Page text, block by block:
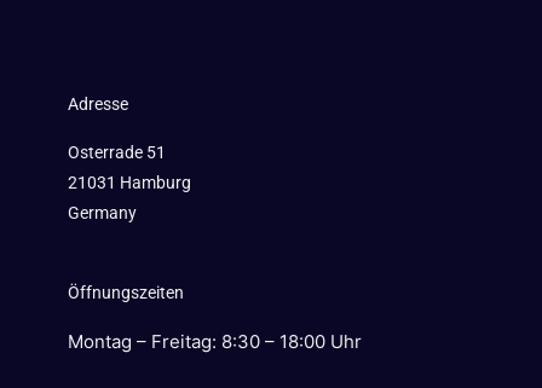
Adresse
Osterrade 51
21031 Hamburg
Germany
Öffnungszeiten
Montag – Freitag: 8:30 – 18:00 Uhr